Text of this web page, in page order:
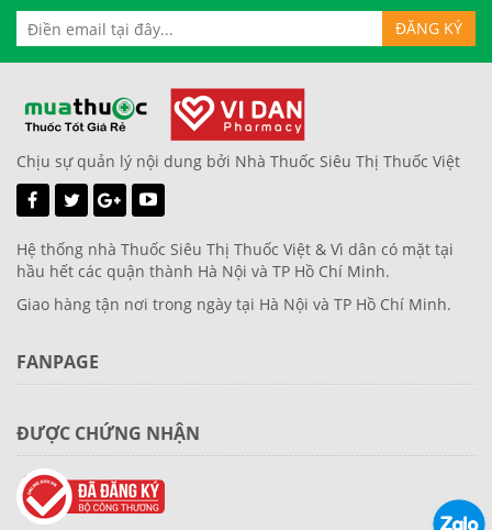
Chịu sự quản lý nội dung bởi Nhà Thuốc Siêu Thị Thuốc Việt
Hệ thống nhà Thuốc Siêu Thị Thuốc Việt & Vì dân có mặt tại
hầu hết các quận thành Hà Nội và TP Hồ Chí Minh.
Giao hàng tận nơi trong ngày tại Hà Nội và TP Hồ Chí Minh.
FANPAGE
ĐƯỢC CHỨNG NHẬN